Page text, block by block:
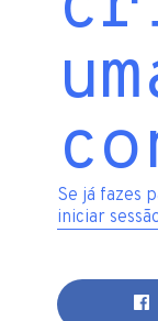
Se já fazes
iniciar